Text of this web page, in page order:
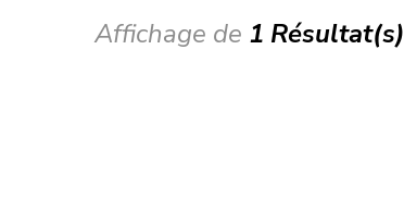
Affichage de 1 Résultat(s)